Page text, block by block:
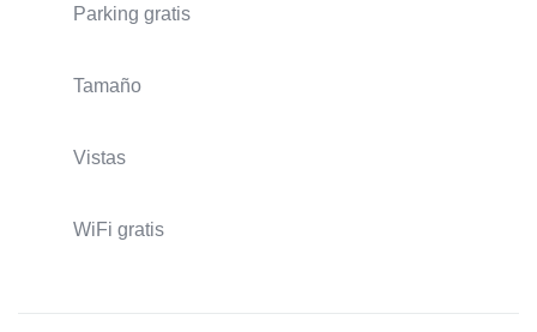
Parking gratis
Tamaño
Vistas
WiFi gratis